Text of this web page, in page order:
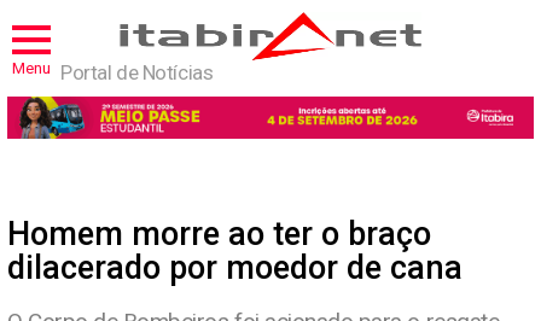
Menu Portal de Notícias
Homem morre ao ter o braço
dilacerado por moedor de cana